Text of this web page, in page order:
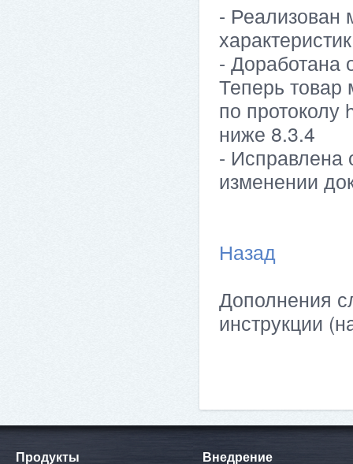
- Реализован
- Доработана
Теперь товар
по
ниже 8.3.4
- Исправлена
изменении
Назад
Дополнения
инструкции
Продукты Внедрение